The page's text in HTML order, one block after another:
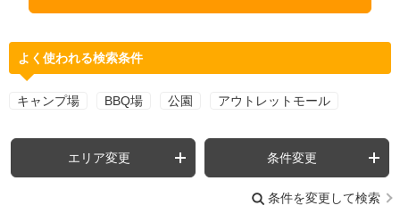
よく使われる検索条件
キャンプ場 BBQ場 公園 アウトレットモール
エリア変更 条件変更
条件を変更して検索